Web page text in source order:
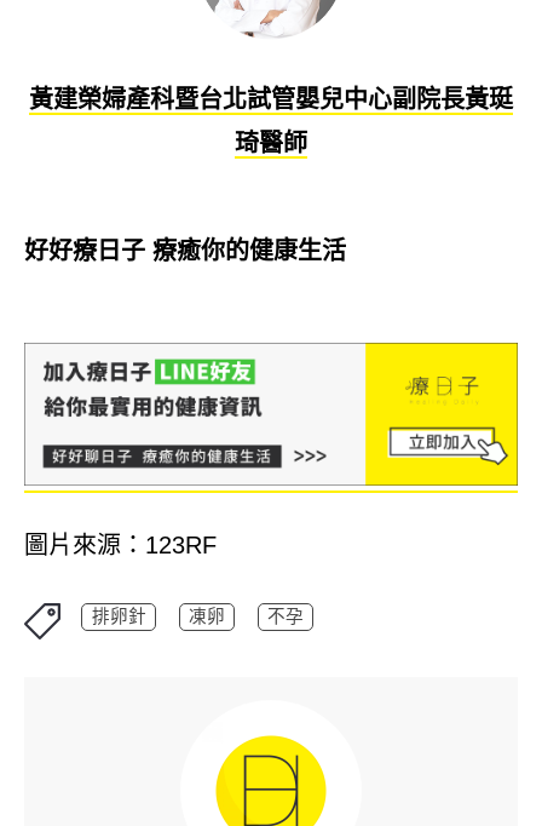
黃建榮婦產科暨台北試管嬰兒中心副院長黃珽
琦醫師
好好療日子 療癒你的健康生活
圖片來源：123RF
排卵針 凍卵 不孕